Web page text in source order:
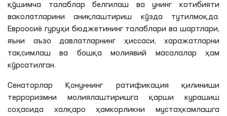
қўшимча талаблар белгилаш ва унинг котибияти
ваколатларини аниқлаштириш кўзда тутилмоқда.
Евроосиё гуруҳи бюджетининг талаблари ва шартлари,
яъни аъзо давлатларнинг ҳиссаси, харажатларни
тақсимлаш ва бошқа молиявий масалалар ҳам
кўрсатилган.
Сенаторлар Қонуннинг ратификация қилиниши
терроризмни молиялаштиришга қарши курашиш
соҳасида халқаро ҳамкорликни мустаҳкамлашга